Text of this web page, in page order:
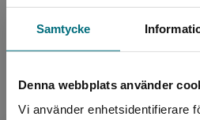
Samtycke
Denna webbplats använder
Vi använder enhetsidentifierare
läsning.
alltid ett lättare språk och ett
Utgivningsår:
2023
Artikelnummer:
46455-EB01